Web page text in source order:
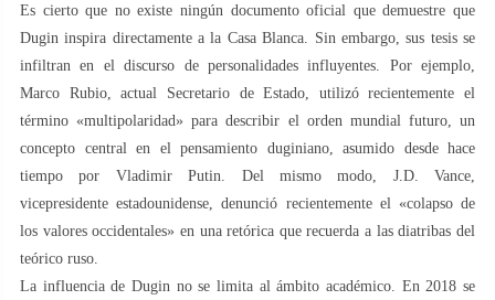
Es cierto que no existe ningún documento oficial que demuestre que
Dugin inspira directamente a la Casa Blanca. Sin embargo, sus tesis se
infiltran en el discurso de personalidades influyentes. Por ejemplo,
Marco Rubio, actual Secretario de Estado, utilizó recientemente el
término «multipolaridad» para describir el orden mundial futuro, un
concepto central en el pensamiento duginiano, asumido desde hace
tiempo por Vladimir Putin. Del mismo modo, J.D. Vance,
vicepresidente estadounidense, denunció recientemente el «colapso de
los valores occidentales» en una retórica que recuerda a las diatribas del
teórico ruso.
La influencia de Dugin no se limita al ámbito académico. En 2018 se